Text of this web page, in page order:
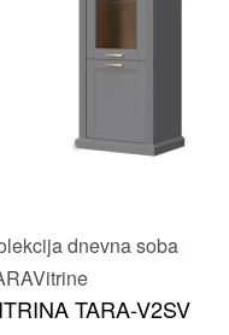
dnevna soba
Vitrine
TARA-V2SV